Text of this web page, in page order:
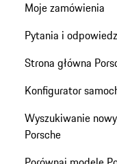
Moje zamówienia
Pytania i
Strona główna
Konfigurator
Wyszukiwanie
Porsche